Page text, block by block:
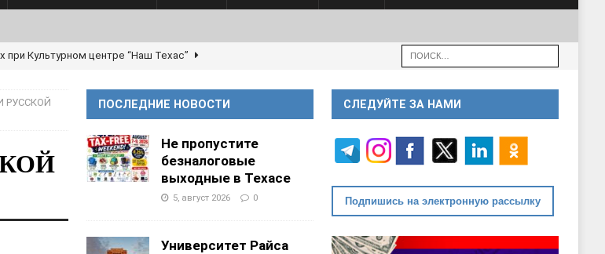
Культурном центре “Наш Техас”
центре “Наш Техас” ШКОЛЫ И
РУССКОЙ
ПОСЛЕДНИЕ НОВОСТИ
Не пропустите
безналоговые
выходные в Техасе
5, август 2026 0
Университет Райса
СЛЕДУЙТЕ ЗА НАМИ
Подпишись на электронную рассылку